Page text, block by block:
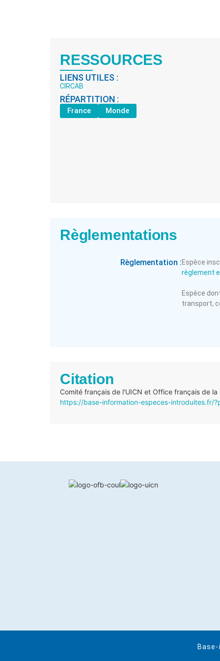
RESSOURCES
LIENS UTILES :
CIRCAB
RÉPARTITION :
France Monde
Règlementations
Règlementation :Espèce
règlement
Espèce
transport,
Citation
Comité français de l'UICN et Office français de
https://base-information-especes-introduites.fr/